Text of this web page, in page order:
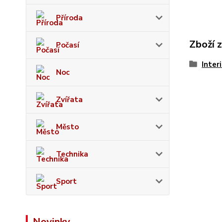
Příroda
Počasí
Noc
Zvířata
Město
Technika
Sport
Zboží